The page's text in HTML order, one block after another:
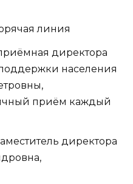
линия
директора
населения
приём каждый
директора